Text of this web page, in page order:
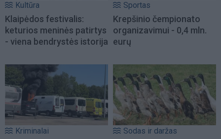
Kultūra
Klaipėdos festivalis:
keturios meninės patirtys
- viena bendrystės istorija
Sportas
Krepšinio čempionato
organizavimui - 0,4 mln.
eurų
Kriminalai Sodas ir daržas